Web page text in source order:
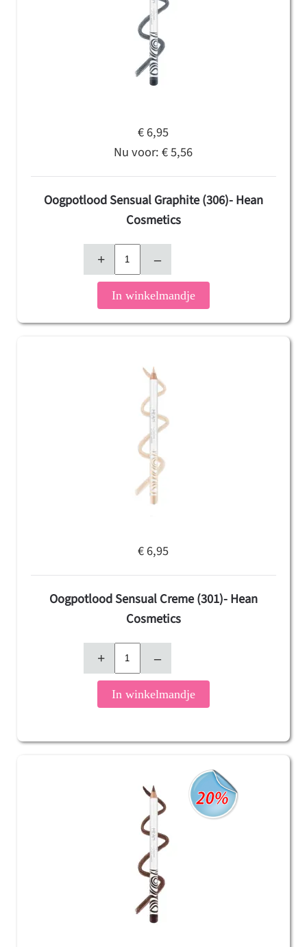
€ 6,95
Nu voor:€ 5,56
Oogpotlood Sensual Graphite (306)- Hean
Cosmetics
+ –
In winkelmandje
€ 6,95
Oogpotlood Sensual Creme (301)- Hean
Cosmetics
+ –
In winkelmandje